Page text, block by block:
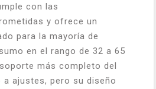
con las
y ofrece un
para la mayoría de
en el rango de 32 a 65
más completo del
ajustes, pero su diseño